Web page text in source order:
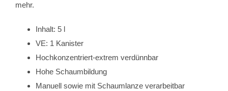
mehr.
Inhalt: 5 l
VE: 1 Kanister
Hochkonzentriert-extrem verdünnbar
Hohe Schaumbildung
Manuell sowie mit Schaumlanze verarbeitbar